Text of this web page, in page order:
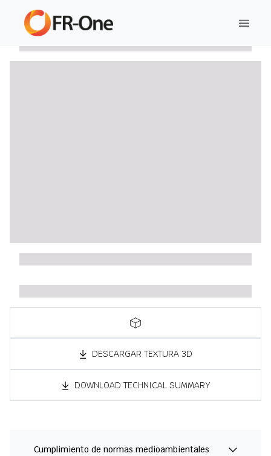
DESCARGAR TEXTURA 3D
DOWNLOAD TECHNICAL SUMMARY
Cumplimiento de normas medioambientales